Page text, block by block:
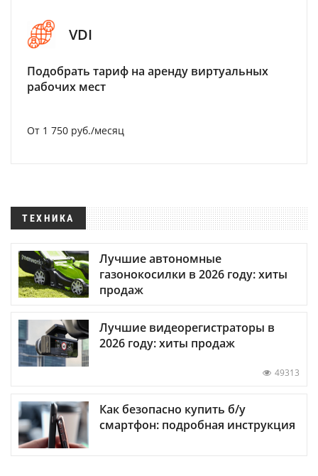
VDI
Подобрать тариф на аренду виртуальных
рабочих мест
От 1 750 руб./месяц
ТЕХНИКА
Лучшие автономные
газонокосилки в 2026 году: хиты
продаж
Лучшие видеорегистраторы в
2026 году: хиты продаж
49313
Как безопасно купить б/у
смартфон: подробная инструкция